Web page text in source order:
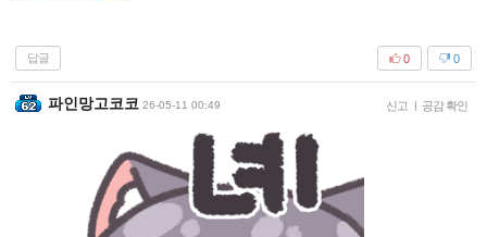
답글 0
0
파인망고코코 26-05-11 00:49 신고 | 공감 확인